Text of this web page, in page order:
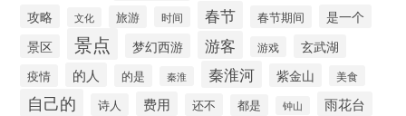
攻略 文化 旅游 时间 春节 春节期间
是一个
景区
景点 梦幻西游 游客 游戏 玄武湖
疫情 的人 的是 秦淮 秦淮河 紫金山 美食
自己的 诗人 费用 还不 都是 钟山 雨花台